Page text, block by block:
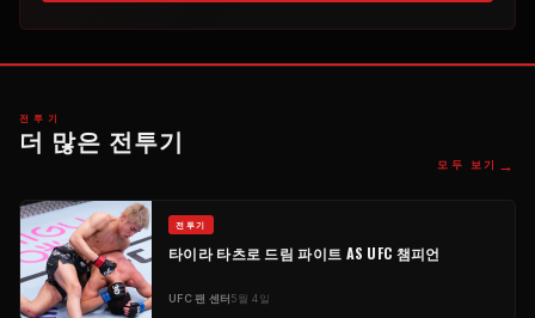
전투기
더 많은 전투기
모두 보기 →
전투기
타이라 타츠로 드림 파이트 AS UFC 챔피언
UFC팬 센터5월 4일